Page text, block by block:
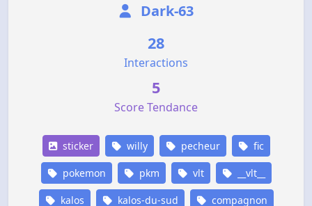
Dark-63
28
Interactions
5
Score Tendance
sticker willy pecheur fic
pokemon pkm vlt __vlt__
kalos kalos-du-sud compagnon